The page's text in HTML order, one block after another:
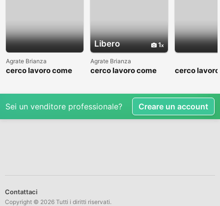
Agrate Brianza
cerco lavoro come
Libero 1
Agrate Brianza
cerco lavoro come
cerco
Sei un venditore professionale? Creare un account
Contattaci
Copyright © 2026 Tutti i diritti riservati.